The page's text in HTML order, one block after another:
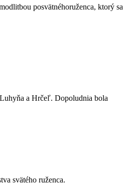
posvätnéhoruženca, ktorý sa
a Hrčeľ. Dopoludnia bola
svätého ruženca.